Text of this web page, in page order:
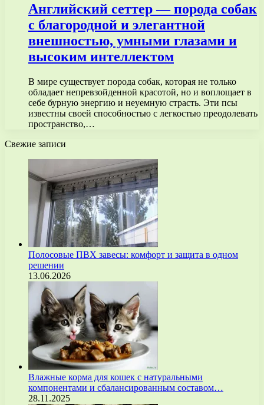
Английский сеттер — порода собак
с благородной и элегантной
внешностью, умными глазами и
высоким интеллектом
В мире существует порода собак, которая не только
обладает непревзойденной красотой, но и воплощает в
себе бурную энергию и неуемную страсть. Эти псы
известны своей способностью с легкостью преодолевать
пространство,…
Свежие записи
Полосовые ПВХ завесы: комфорт и защита в одном
решении
13.06.2026
Влажные корма для кошек с натуральными
компонентами и сбалансированным составом…
28.11.2025